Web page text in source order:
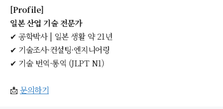
[Profile]
일본 산업 기술 전문가
✔ 공학박사 | 일본 생활 약 21년
✔ 기술조사·컨설팅·엔지니어링
✔ 기술 번역·통역 (JLPT N1)
📩 문의하기